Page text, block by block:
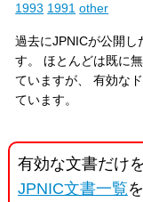
1993 1991 other
過去にJPNICが公開し
す。 ほとんどは既に
ていますが、 有効な
ています。
有効な文書だけ
JPNIC文書一覧